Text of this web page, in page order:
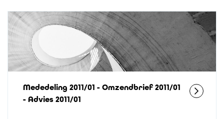
Mededeling 2011/01 - Omzendbrief 2011/01
- Advies 2011/01